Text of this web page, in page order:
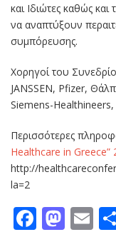
και Ιδιώτες καθώς
να αναπτύξουν
συμπόρευσης.
Χορηγοί του
JANSSEN, Pfizer,
Siemens-
Περισσότερες
Healthcare in Greece”
http://
la=2